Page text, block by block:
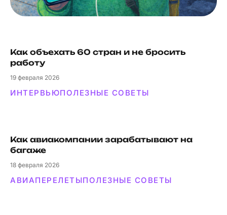
Как объехать 60 стран и не бросить
работу
19 февраля 2026
ИНТЕРВЬЮПОЛЕЗНЫЕ СОВЕТЫ
Как авиакомпании зарабатывают на
багаже
18 февраля 2026
АВИАПЕРЕЛЕТЫПОЛЕЗНЫЕ СОВЕТЫ